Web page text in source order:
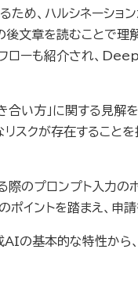
ため、ハルシネーショ
後文章を読むことで
ローも紹介され、
合い方」に関する見解
リスクが存在すること
のプロンプト入力の
ポイントを踏まえ、
AIの基本的な特性か